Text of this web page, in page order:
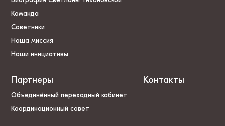
Команда
Советники
Наша миссия
Наши инициативы
Партнеры
Объединённый переходный кабинет
Координационный совет
Контакты